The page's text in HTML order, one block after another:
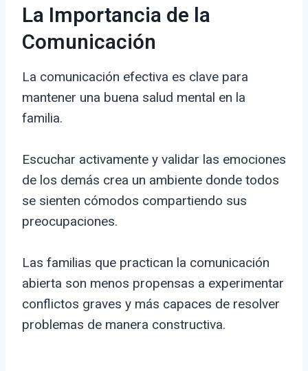
La Importancia de la
Comunicación
La comunicación efectiva es clave para
mantener una buena salud mental en la
familia.
Escuchar activamente y validar las emociones
de los demás crea un ambiente donde todos
se sienten cómodos compartiendo sus
preocupaciones.
Las familias que practican la comunicación
abierta son menos propensas a experimentar
conflictos graves y más capaces de resolver
problemas de manera constructiva.